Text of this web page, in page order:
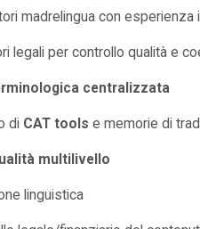
madrelingua con esperienza
legali per controllo qualità e
centralizzata
di CAT tools e memorie di
multilivello
linguistica